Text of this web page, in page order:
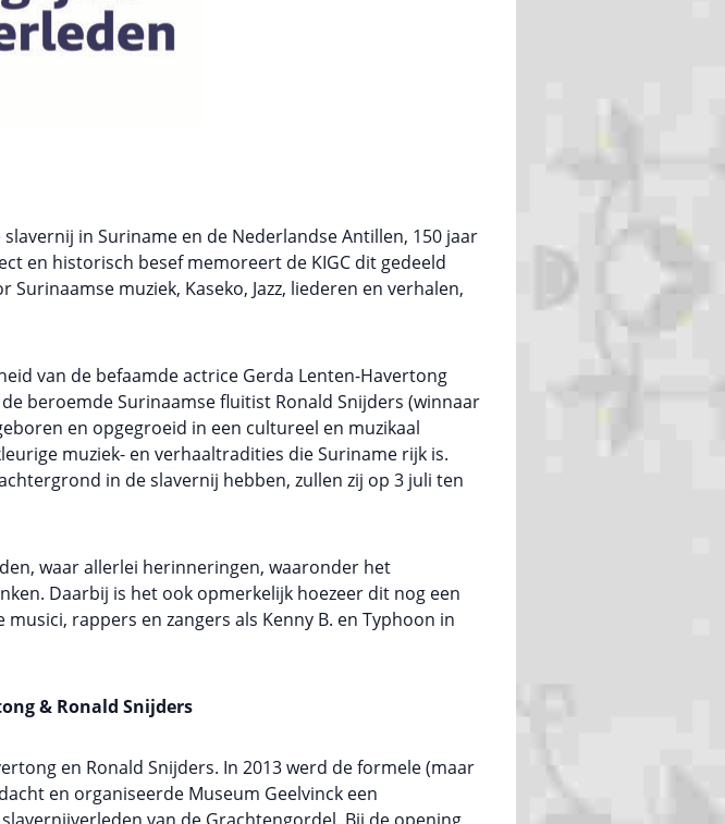
in Suriname en de Nederlandse Antillen, 150 jaar
en historisch besef memoreert de KIGC dit gedeeld
muziek, Kaseko, Jazz, liederen en verhalen,
van de befaamde actrice Gerda Lenten-Havertong
beroemde Surinaamse fluitist Ronald Snijders (winnaar
en opgegroeid in een cultureel en muzikaal
muziek- en verhaaltradities die Suriname rijk is.
in de slavernij hebben, zullen zij op 3 juli ten
waar allerlei herinneringen, waaronder het
Daarbij is het ook opmerkelijk hoezeer dit nog een
rappers en zangers als Kenny B. en Typhoon in
& Ronald Snijders
en Ronald Snijders. In 2013 werd de formele (maar
en organiseerde Museum Geelvinck een
van de Grachtengordel. Bij de opening